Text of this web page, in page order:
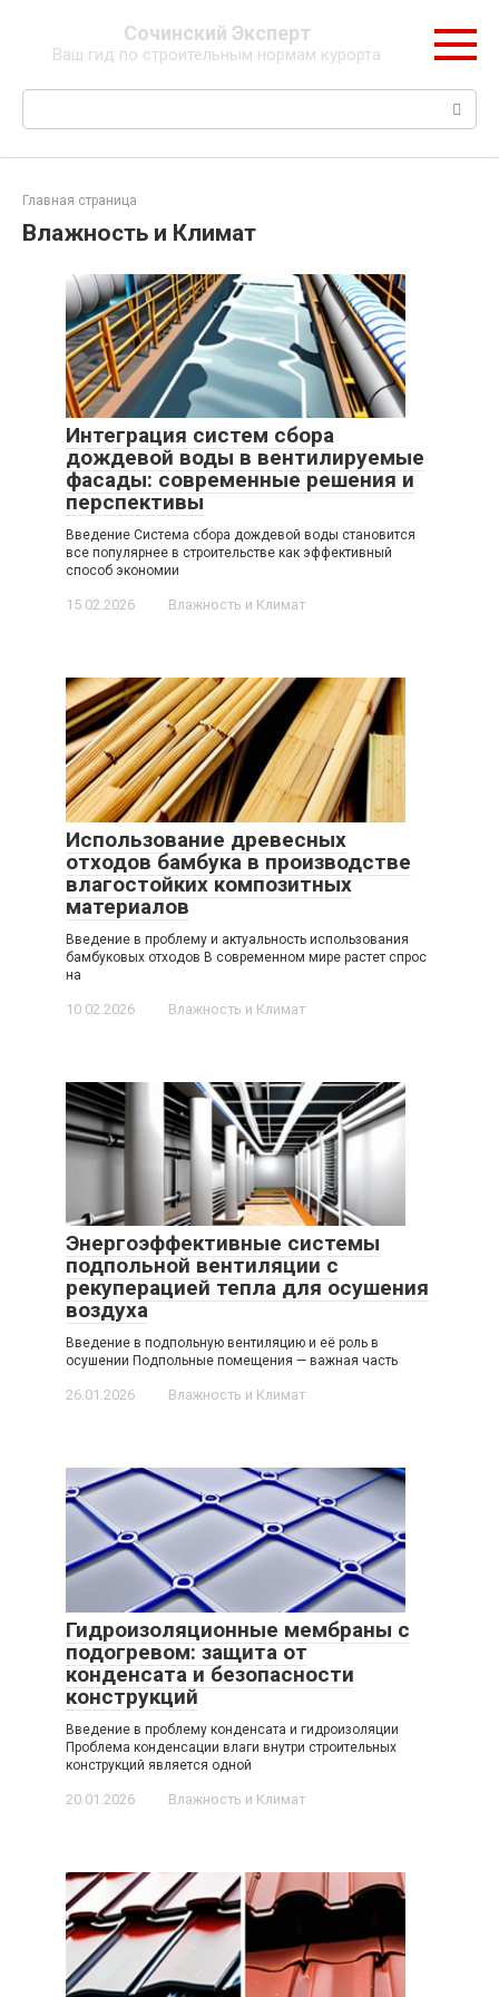
контенту
Сочинский Эксперт
Ваш гид по строительным нормам курорта
Поиск:
Главная страница
Влажность и Климат
Интеграция систем сбора
дождевой воды в вентилируемые
фасады: современные решения и
перспективы
Введение Система сбора дождевой воды становится
все популярнее в строительстве как эффективный
способ экономии
15.02.2026 Влажность и Климат
Использование древесных
отходов бамбука в производстве
влагостойких композитных
материалов
Введение в проблему и актуальность использования
бамбуковых отходов В современном мире растет спрос
на
10.02.2026 Влажность и Климат
Энергоэффективные системы
подпольной вентиляции с
рекуперацией тепла для осушения
воздуха
Введение в подпольную вентиляцию и её роль в
осушении Подпольные помещения — важная часть
26.01.2026 Влажность и Климат
Гидроизоляционные мембраны с
подогревом: защита от
конденсата и безопасности
конструкций
Введение в проблему конденсата и гидроизоляции
Проблема конденсации влаги внутри строительных
конструкций является одной
20.01.2026 Влажность и Климат